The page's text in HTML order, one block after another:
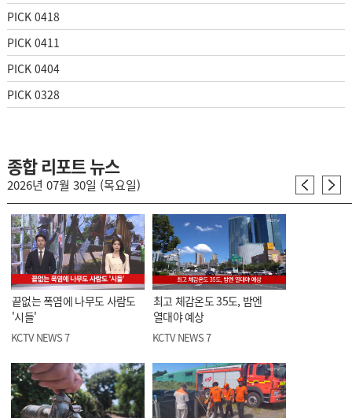
PICK 0418
PICK 0411
PICK 0404
PICK 0328
종합 리포트 뉴스
2026년 07월 30일 (목요일)
끝없는 폭염에 나무도 사람도
'시들'
KCTV NEWS 7
최고 체감온도 35도, 밤엔
열대야 예상
KCTV NEWS 7